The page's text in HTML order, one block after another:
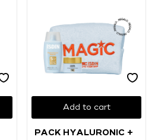
Add to cart
PACK HYALURONIC +